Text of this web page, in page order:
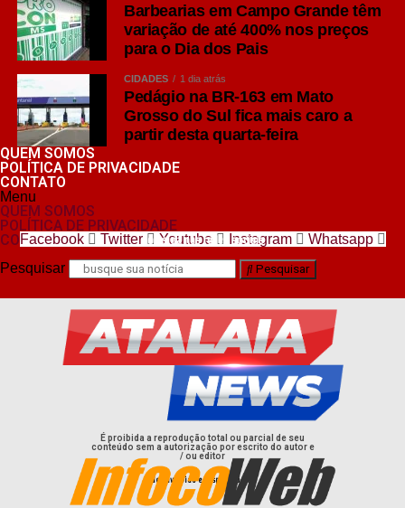
Barbearias em Campo Grande têm
variação de até 400% nos preços
para o Dia dos Pais
CIDADES 1 dia atrás
Pedágio na BR-163 em Mato
Grosso do Sul fica mais caro a
partir desta quarta-feira
QUEM SOMOS
POLÍTICA DE PRIVACIDADE
CONTATO
Menu
QUEM SOMOS
POLÍTICA DE PRIVACIDADE
CONTATO
nos siga nas redes sociais
Facebook Twitter Youtube Instagram
Whatsapp
Pesquisar
Pesquisar
É proibida a reprodução total ou parcial de seu
conteúdo sem a autorização por escrito do autor e
/ ou editor
desenvolvido e hospedado por